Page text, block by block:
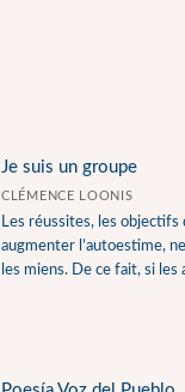
Je suis un groupe
CLÉMENCE LOONIS
Les réussites, les
augmenter l’autoestime,
les miens. De ce fait, si les